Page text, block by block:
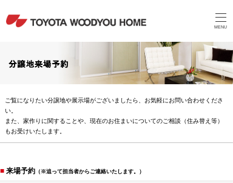
MENU
ご覧になりたい分譲地や展示場がございましたら、お気軽にお問い合わせくださ
い。
また、家作りに関することや、現在のお住まいについてのご相談（住み替え等）
もお受けいたします。
■ 来場予約 （※追って担当者からご連絡いたします。）